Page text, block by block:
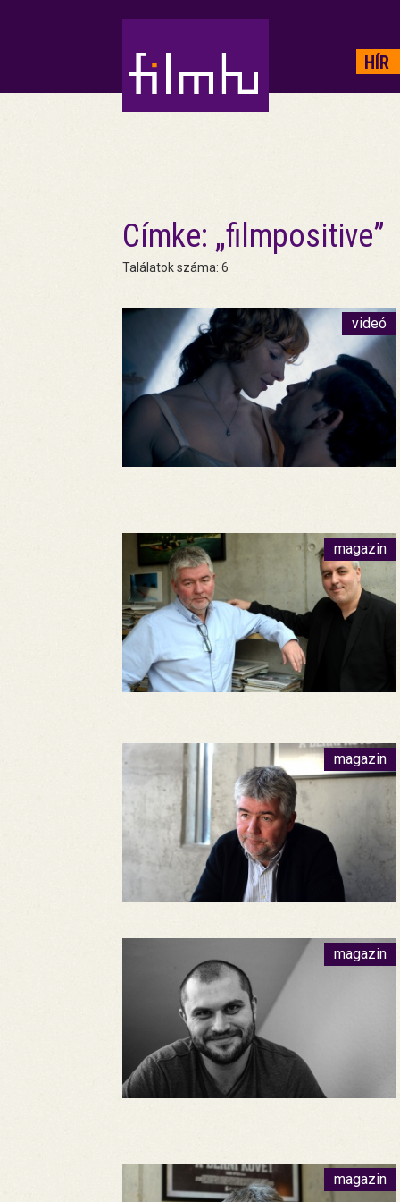
HÍR
Címke: „filmpositive”
Találatok száma: 6
videó
magazin
magazin
magazin
magazin